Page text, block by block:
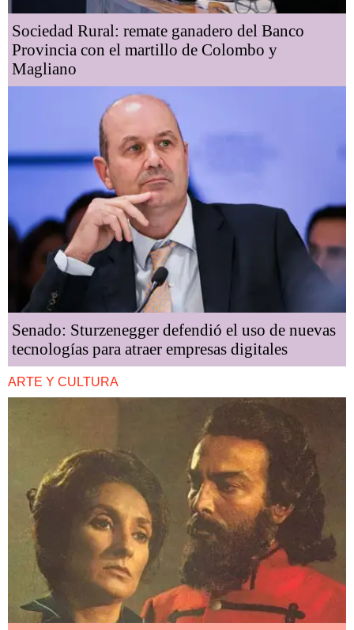
Sociedad Rural: remate ganadero del Banco
Provincia con el martillo de Colombo y
Magliano
Senado: Sturzenegger defendió el uso de nuevas
tecnologías para atraer empresas digitales
ARTE Y CULTURA